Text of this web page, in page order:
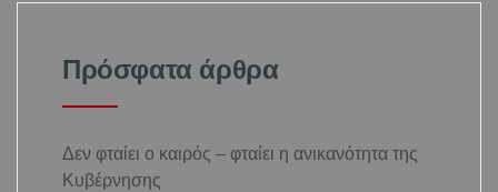
Πρόσφατα άρθρα
Δεν φταίει ο καιρός – φταίει η ανικανότητα της
Κυβέρνησης